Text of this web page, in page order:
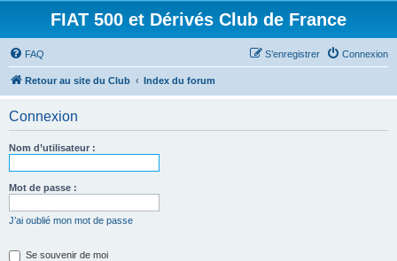
FIAT 500 et Dérivés Club de France
FAQ Connexion
S’enregistrer
Retour au site du Club Index du forum
Connexion
Nom d’utilisateur :
Mot de passe :
J’ai oublié mon mot de passe
Se souvenir de moi